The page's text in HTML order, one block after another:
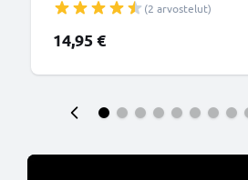
(2 arvostelut)
14,95 €